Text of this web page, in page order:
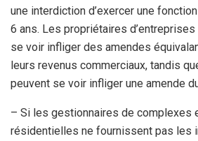
une interdiction d’exercer une
6 ans. Les propriétaires
se voir infliger des amendes
leurs revenus commerciaux, tandis
peuvent se voir infliger une amende
– Si les gestionnaires de complexes
résidentielles ne fournissent pas les